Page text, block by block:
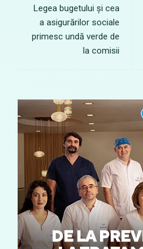
Legea bugetului și cea
a asigurărilor sociale
primesc undă verde de
la comisii